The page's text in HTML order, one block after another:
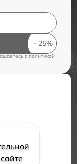
c политикой